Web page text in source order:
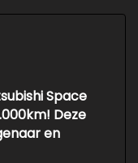
Space
Deze
en